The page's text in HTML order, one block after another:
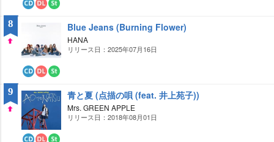
ン
ー
ド
ミ
ン
グ
8
ウ
ン
ロ
ー
ド
ト
リ
ー
ミ
グ
Blue Jeans (Burning Flower)
HANA
リリース日：2025年07月16日
9 青と夏 (点描の唄 (feat. 井上苑子))
Mrs. GREEN APPLE
リリース日：2018年08月01日